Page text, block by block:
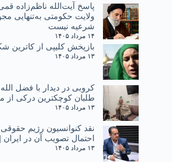
پاسخ آیت‌الله ناظم‌زاده
ولایت حکومتی به‌تنهایی
شرعیه نیست
۱۴ مرداد ۱۴۰۵
بازپخش کلیپی از کاترین
۱۳ مرداد ۱۴۰۵
کروبی در دیدار با فضل
طلبان کوچکترین درکی از
۱۳ مرداد ۱۴۰۵
نقد کنوانسیون رژیم
احتمال تصویب آن در
۱۳ مرداد ۱۴۰۵